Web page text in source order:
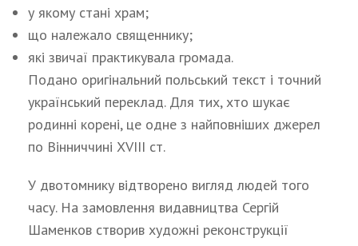
у якому стані храм;
що належало священнику;
які звичаї практикувала громада.
Подано оригінальний польський текст і точний
український переклад. Для тих, хто шукає
родинні корені, це одне з найповніших джерел
по Вінниччині XVIII ст.
У двотомнику відтворено вигляд людей того
часу. На замовлення видавництва Сергій
Шаменков створив художні реконструкції